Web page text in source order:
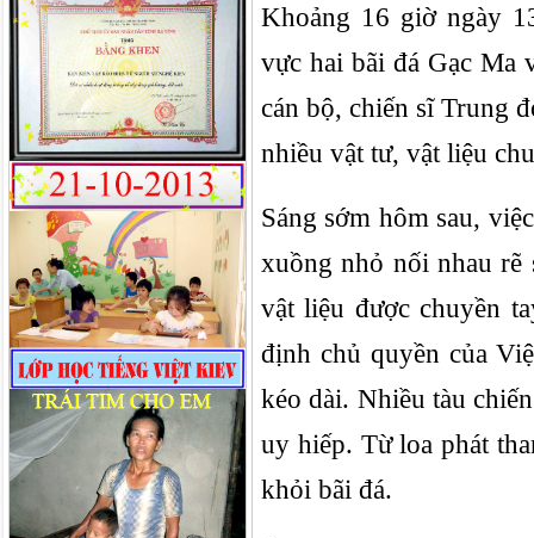
Khoảng 16 giờ ngày
vực hai bãi đá Gạc Ma
cán bộ, chiến sĩ Trung
nhiều vật tư, vật liệu
Sáng sớm hôm sau,
xuồng nhỏ nối nhau rẽ
vật liệu được chuyền
định chủ quyền của
kéo dài. Nhiều tàu
uy hiếp. Từ loa phát
khỏi bãi đá.